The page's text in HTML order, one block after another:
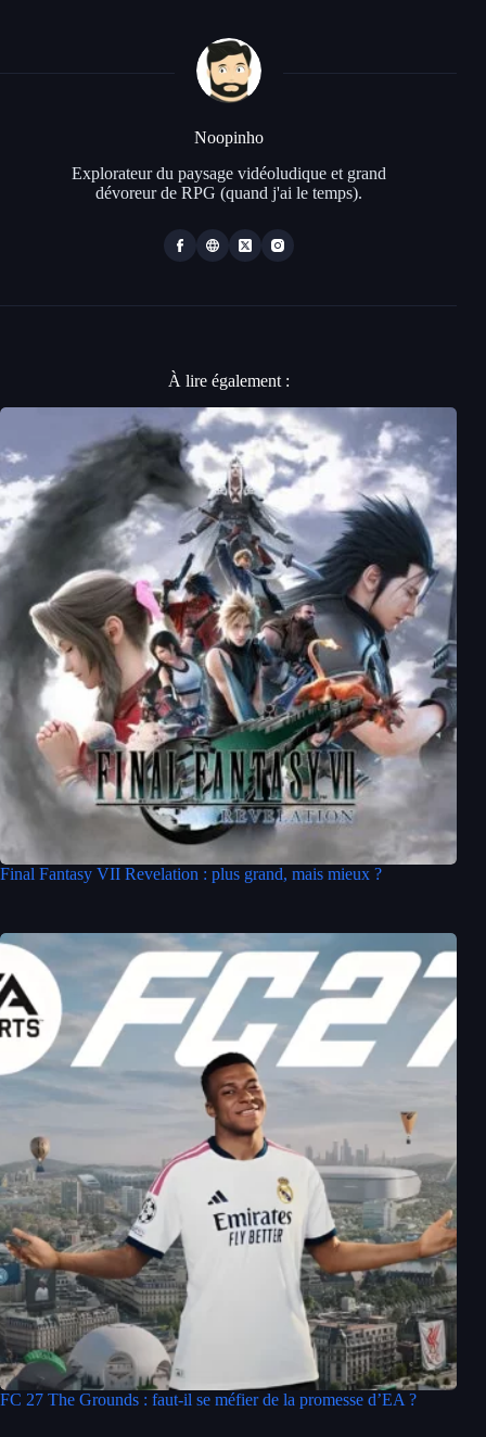
Noopinho
Explorateur du paysage vidéoludique et grand
dévoreur de RPG (quand j'ai le temps).
À lire également :
Final Fantasy VII Revelation : plus grand, mais mieux ?
FC 27 The Grounds : faut-il se méfier de la promesse d’EA ?